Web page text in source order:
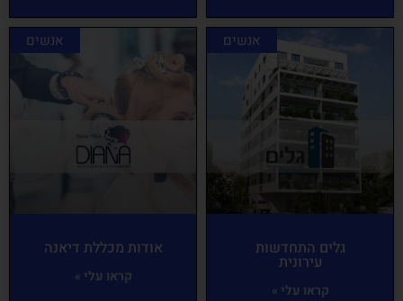
אנשים
גלים התחדשות
עירונית
קראו עלי »
אנשים
אודות מכללת דיאנה
קראו עלי »